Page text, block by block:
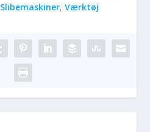
Slibemaskiner,Værktøj